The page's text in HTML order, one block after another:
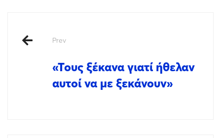
Prev
«Τους ξέκανα γιατί ήθελαν
αυτοί να με ξεκάνουν»